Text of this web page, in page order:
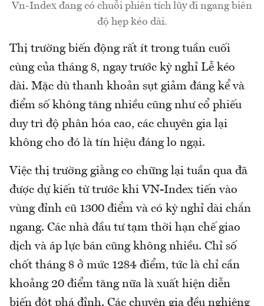
Vn-Index đang có chuỗi phiên tích lũy đi ngang biên
độ hẹp kéo dài.
Thị trường biến động rất ít trong tuần cuối
cùng của tháng 8, ngay trước kỳ nghỉ Lễ kéo
dài. Mặc dù thanh khoản sụt giảm đáng kể và
điểm số không tăng nhiều cũng như cổ phiếu
duy trì độ phân hóa cao, các chuyên gia lại
không cho đó là tín hiệu đáng lo ngại.
Việc thị trường giằng co chững lại tuần qua đã
được dự kiến từ trước khi VN-Index tiến vào
vùng đỉnh cũ 1300 điểm và có kỳ nghỉ dài chắn
ngang. Các nhà đầu tư tạm thời hạn chế giao
dịch và áp lực bán cũng không nhiều. Chỉ số
chốt tháng 8 ở mức 1284 điểm, tức là chỉ cần
khoảng 20 điểm tăng nữa là xuất hiện diễn
biến đột phá đỉnh. Các chuyên gia đều nghiêng